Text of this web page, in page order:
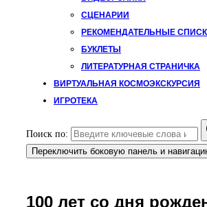
СЦЕНАРИИ
РЕКОМЕНДАТЕЛЬНЫЕ
БУКЛЕТЫ
ЛИТЕРАТУРНАЯ СТРАНИЧКА
ВИРТУАЛЬНАЯ КОСМОЭКСКУРСИЯ
ИГРОТЕКА
Поиск по:
Переключить боковую панель и
100 лет со дня